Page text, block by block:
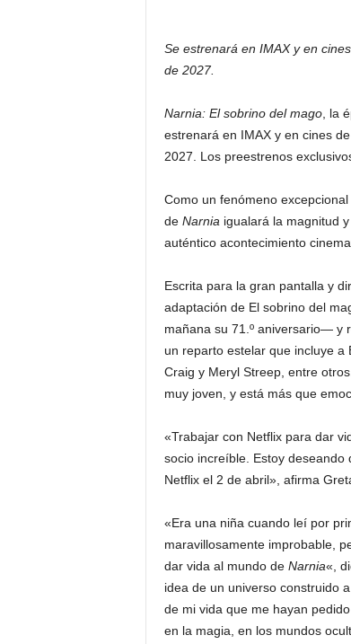
Se estrenará en IMAX y en
de 2027.
Narnia: El sobrino del mago, la
estrenará en IMAX y en cines
2027. Los preestrenos
Como un fenómeno
de Narnia igualará la magnitud
auténtico acontecimiento
Escrita para la gran pantalla y
adaptación de El sobrino del
mañana su 71.º aniversario— y
un reparto estelar que incluye a
Craig y Meryl Streep, entre
muy joven, y está más que
«Trabajar con Netflix para dar
socio increíble. Estoy
Netflix el 2 de abril», afirma
«Era una niña cuando leí por
maravillosamente improbable,
dar vida al mundo de Narnia«,
idea de un universo construido
de mi vida que me hayan
en la magia, en los mundos